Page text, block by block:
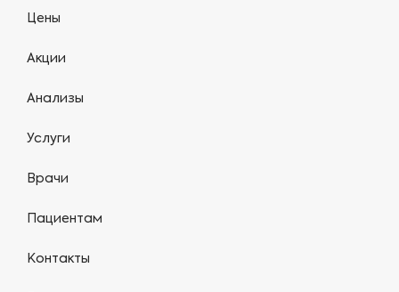
Цены
Акции
Анализы
Услуги
Врачи
Пациентам
Контакты